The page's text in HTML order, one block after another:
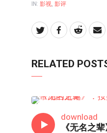
IN: 影视 影评
RELATED
download
《无名之